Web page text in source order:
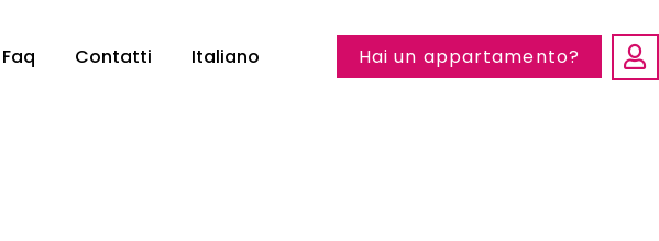
Faq Contatti Italiano Hai un appartamento?